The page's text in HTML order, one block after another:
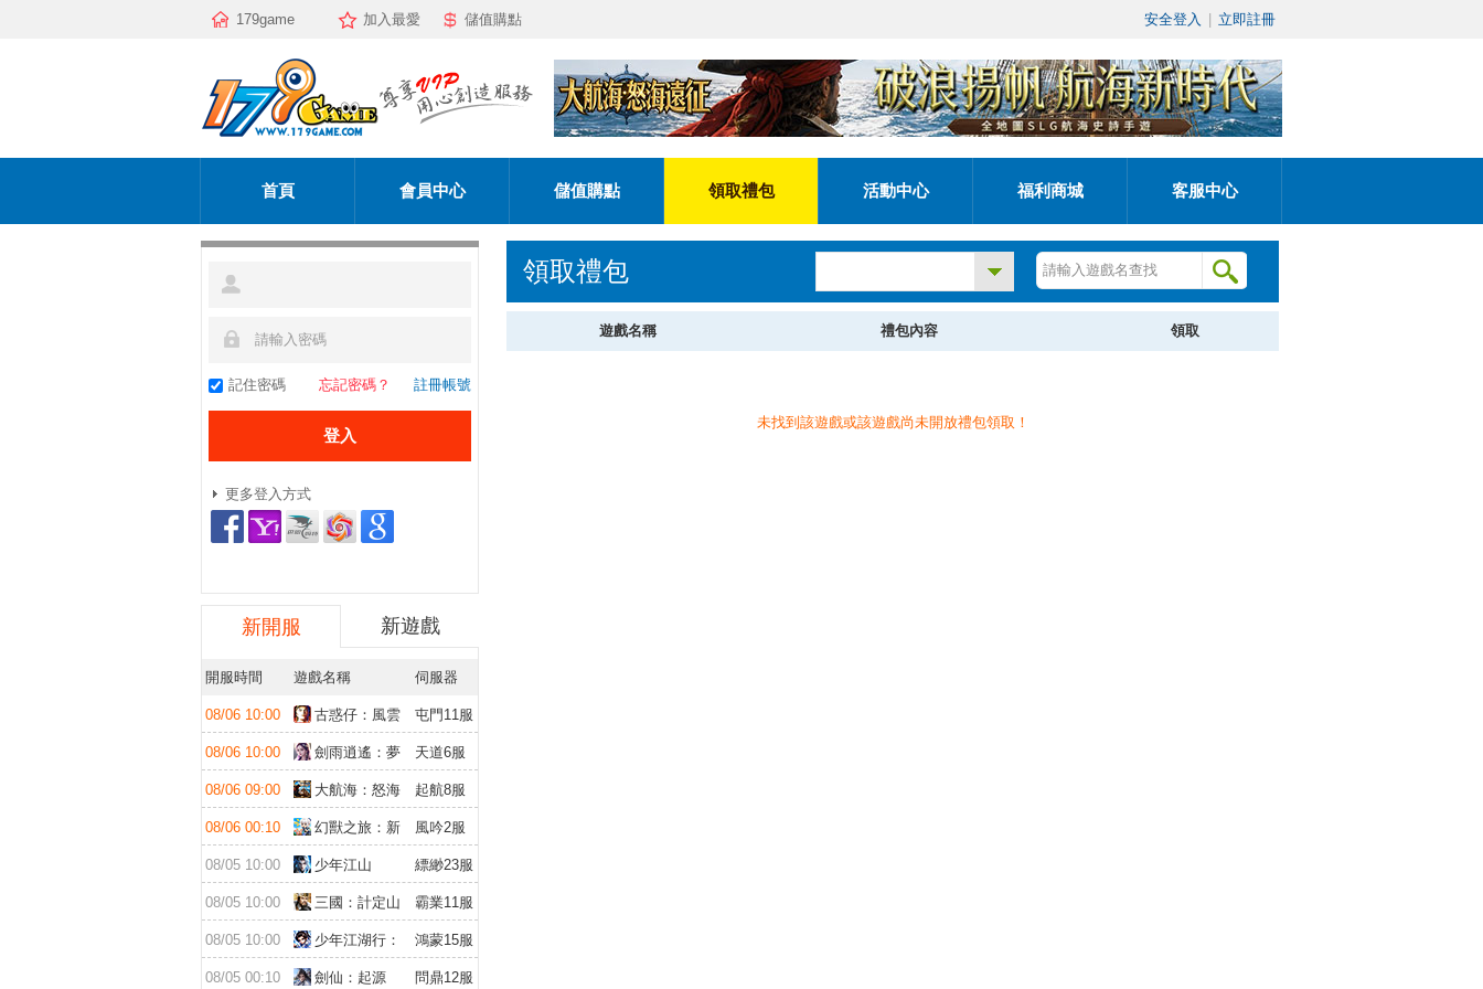
179game 加入最愛 儲值購點 安全登入 立即註冊
首頁 會員中心 儲值購點 領取禮包 活動中心 福利商城 客服中心
記住密碼 忘記密碼？ 註冊帳號
更多登入方式
新開服 新遊戲
開服時間 遊戲名稱 伺服器
08/06 10:00
古惑仔：風雲
再起
屯門11服
08/06 10:00
劍雨逍遙：夢
幻仙緣
天道6服
08/06 09:00
大航海：怒海
遠征
起航8服
08/06 00:10
幻獸之旅：新
紀元
風吟2服
08/05 10:00 少年江山 縹緲23服
08/05 10:00
三國：計定山
河
霸業11服
08/05 10:00
少年江湖行：
福利版
鴻蒙15服
08/05 00:10 劍仙：起源 問鼎12服
領取禮包
遊戲名稱 禮包內容 領取
未找到該遊戲或該遊戲尚未開放禮包領取！